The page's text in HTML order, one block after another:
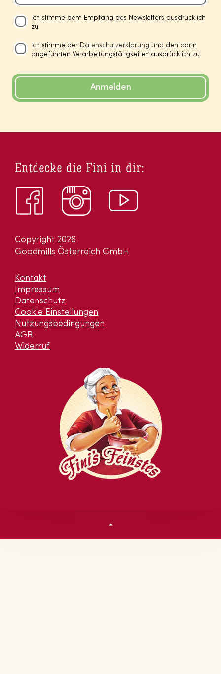
Ich stimme dem Empfang des Newsletters ausdrücklich
zu.
Ich stimme der Datenschutzerklärung und den darin
angeführten Verarbeitungstätigkeiten ausdrücklich zu.
Anmelden
Copyright 2026
Goodmills Österreich GmbH
Kontakt
Impressum
Datenschutz
Cookie Einstellungen
Nutzungsbedingungen
AGB
Widerruf
Entdecke die Fini in dir: